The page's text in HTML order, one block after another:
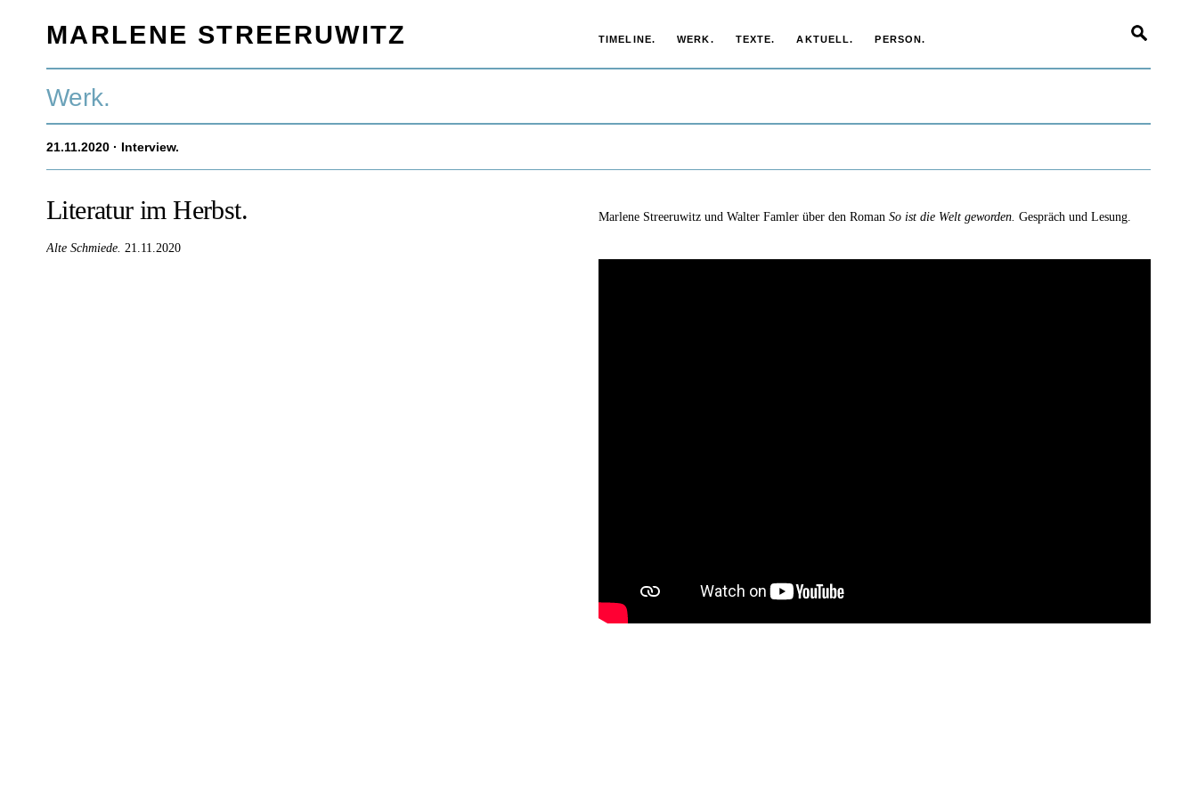
MARLENE STREERUWITZ TIMELINE. WERK. TEXTE. AKTUELL. PERSON.
Werk.
21.11.2020 · Interview.
Literatur im Herbst.
Alte Schmiede. 21.11.2020
Marlene Streeruwitz und Walter Famler über den Roman So ist die Welt geworden. Gespräch und Lesung.